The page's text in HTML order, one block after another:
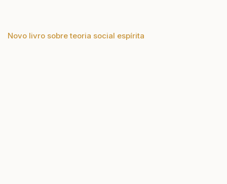
Novo livro sobre teoria social espírita